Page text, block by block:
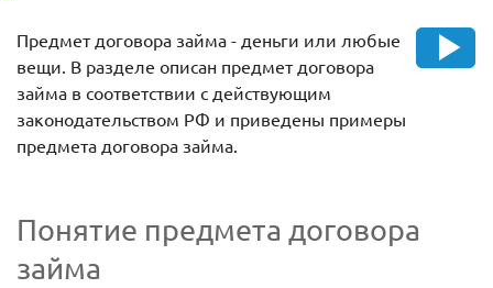
Предмет договора займа - деньги или любые
вещи. В разделе описан предмет договора
займа в соответствии с действующим
законодательством РФ и приведены примеры
предмета договора займа.
Понятие предмета договора
займа